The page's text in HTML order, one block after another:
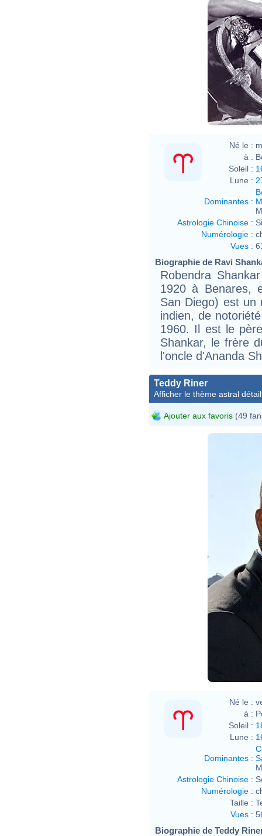
Né le :
à :
Soleil :
Lune :
Dominantes :
Astrologie Chinoise :
Numérologie :
Vues :
Biographie de Ravi
Robendra
1920 à Benares,
San Diego) est un
indien, de
1960. Il est le
Shankar, le frère
l'oncle d'Ananda
Teddy Riner
Afficher le thème astral
Ajouter aux favoris (49
Né le :
à :
Soleil :
Lune :
Dominantes :
Astrologie Chinoise :
Numérologie :
Taille :
Vues :
Biographie de Teddy